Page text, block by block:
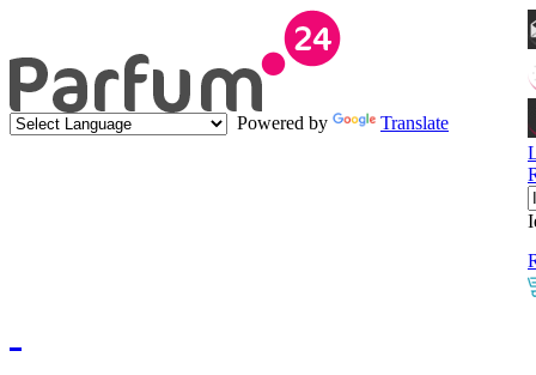
Powered by
Translate